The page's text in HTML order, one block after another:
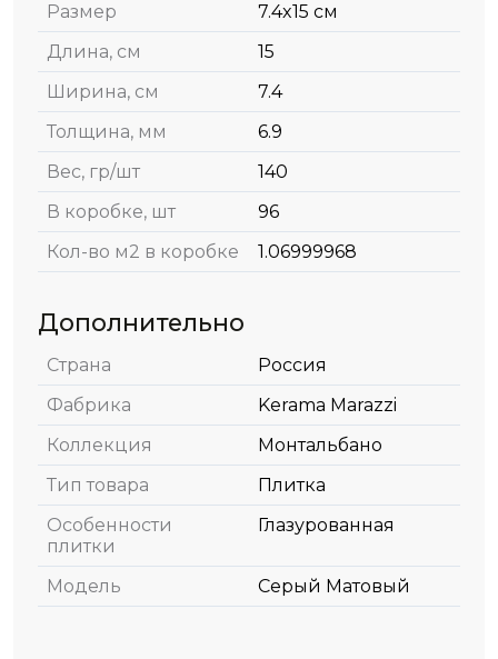
Размер
7.4x15 см
Длина, см
15
Ширина, см
7.4
Толщина, мм
6.9
Вес, гр/шт
140
В коробке, шт
96
Кол-во м2 в коробке
1.06999968
Дополнительно
Страна
Россия
Фабрика
Kerama Marazzi
Коллекция
Монтальбано
Тип товара
Плитка
Особенности
плитки
Глазурованная
Модель Серый Матовый